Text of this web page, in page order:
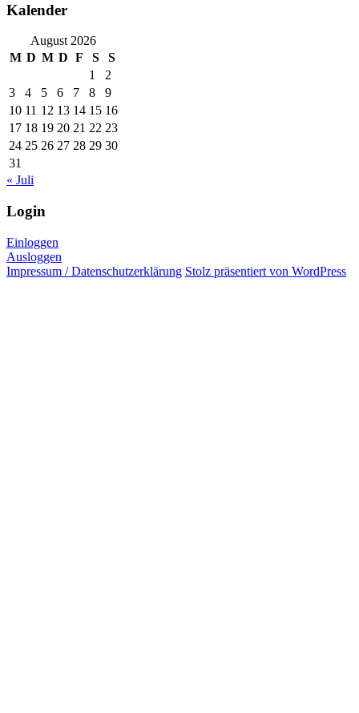
Kalender
August 2026
M D M D F S
S
1
2
3
4 5 6 7 8
9
10 11 12 13 14 15 16
17 18 19 20 21 22 23
24 25 26 27 28 29 30
31
« Juli
Login
Einloggen
Ausloggen
Impressum / Datenschutzerklärung Stolz präsentiert von WordPress